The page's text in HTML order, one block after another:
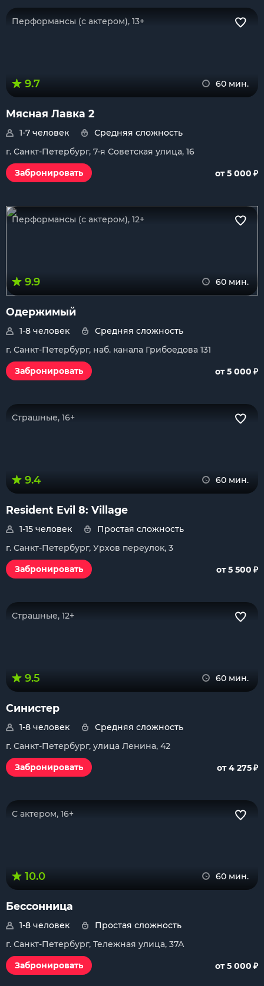
Перформансы (с актером), 13+
9.7 60 мин.
Мясная Лавка 2
1-7 человек
Средняя сложность
г. Санкт-Петербург, 7-я Советская улица, 16
Забронировать
от 5 000 ₽
Перформансы (с актером), 12+
9.9 60 мин.
Одержимый
1-8 человек
Средняя сложность
г. Санкт-Петербург, наб. канала Грибоедова 131
Забронировать
от 5 000 ₽
Страшные, 16+
9.4 60 мин.
Resident Evil 8: Village
1-15 человек
Простая сложность
г. Санкт-Петербург, Урхов переулок, 3
Забронировать
от 5 500 ₽
Страшные, 12+
9.5 60 мин.
Синистер
1-8 человек
Средняя сложность
г. Санкт-Петербург, улица Ленина, 42
Забронировать
от 4 275₽
С актером, 16+
10.0 60 мин.
Бессонница
1-8 человек
Простая сложность
г. Санкт-Петербург, Тележная улица, 37А
Забронировать
от 5 000 ₽